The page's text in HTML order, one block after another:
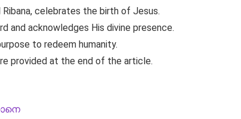
celebrates the birth of Jesus.
and acknowledges His divine presence.
to redeem humanity.
provided at the end of the article.